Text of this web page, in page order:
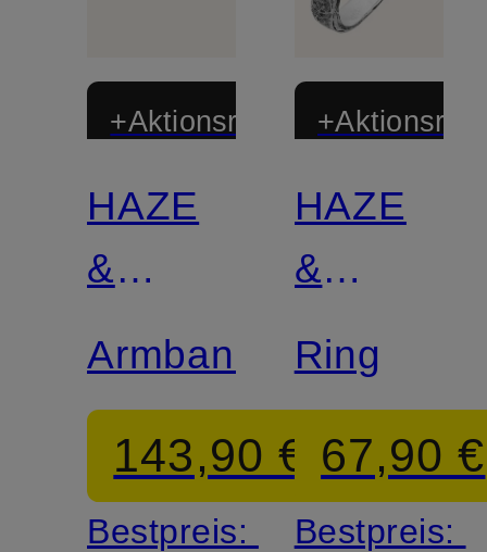
+Aktionsrabatt
HAZE
&
GLORY
Armband
143,90 €
Bestpreis:
HAZE
&
GLORY
Ring
67,90 €
Bestpreis: